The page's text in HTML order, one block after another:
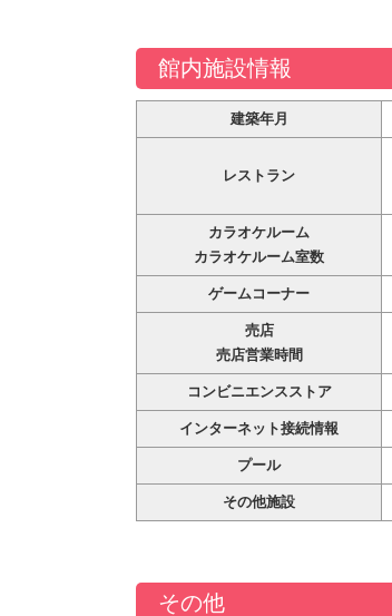
館内施設情報
建築年月
レストラン
カラオケルーム
カラオケルーム室数
ゲームコーナー
売店
売店営業時間
コンビニエンスストア
インターネット接続情報
プール
その他施設
その他